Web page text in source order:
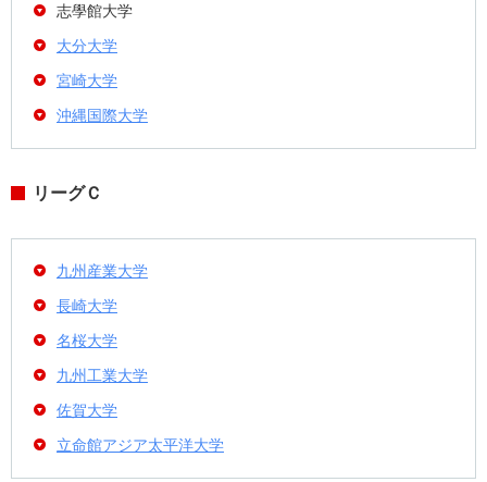
志學館大学
大分大学
宮崎大学
沖縄国際大学
リーグＣ
九州産業大学
長崎大学
名桜大学
九州工業大学
佐賀大学
立命館アジア太平洋大学